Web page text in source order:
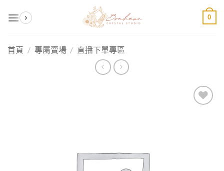
0
首頁 / 專屬賣場 / 直播下單專區